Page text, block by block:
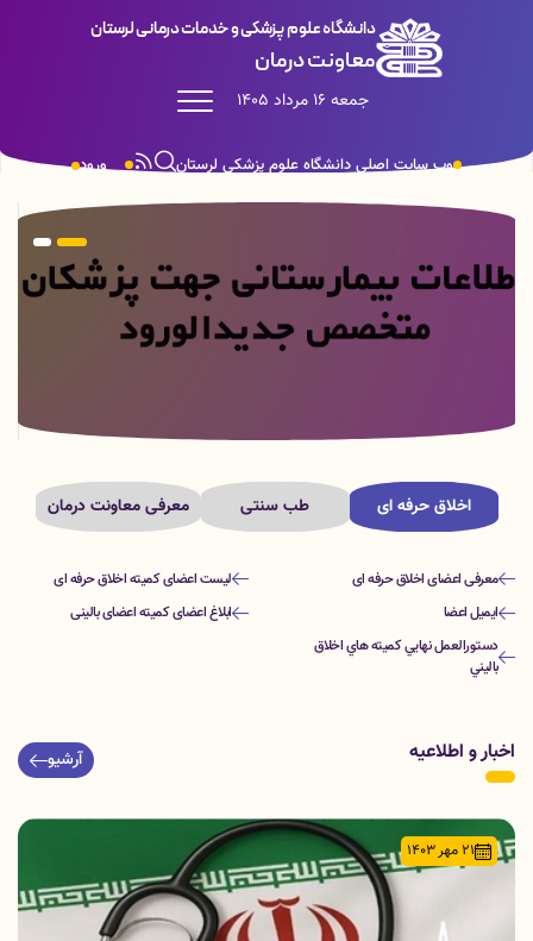
دانشگاه علوم پزشکی و خدمات درمانی لرستان
معاونت درمان
جمعه 16 مرداد 1405
ورود وب سایت اصلی دانشگاه علوم پزشکی لرستان
اخلاق حرفه ای طب سنتی معرفی معاونت درمان
معرفی اعضای اخلاق حرفه ای
لیست اعضای کمیته اخلاق حرفه ای
ایمیل اعضا
ابلاغ اعضای کمیته اعضای بالینی
دستورالعمل نهايي كميته هاي اخلاق
باليني
اخبار و اطلاعیه آرشیو
21 مهر 1403